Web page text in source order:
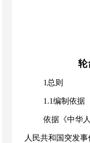
轮
1总则
1.1编制依据
依据《中华
人民共和国突发